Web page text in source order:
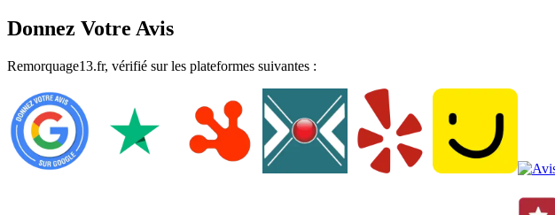
Donnez Votre Avis
Remorquage13.fr, vérifié sur les plateformes suivantes :